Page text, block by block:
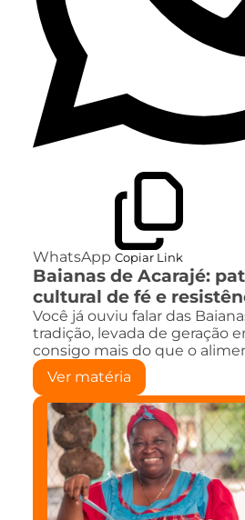
WhatsApp Copiar Link
Baianas de Acarajé:
cultural de fé e
Você já ouviu falar das
tradição, levada de geração
consigo mais do que o
Ver matéria